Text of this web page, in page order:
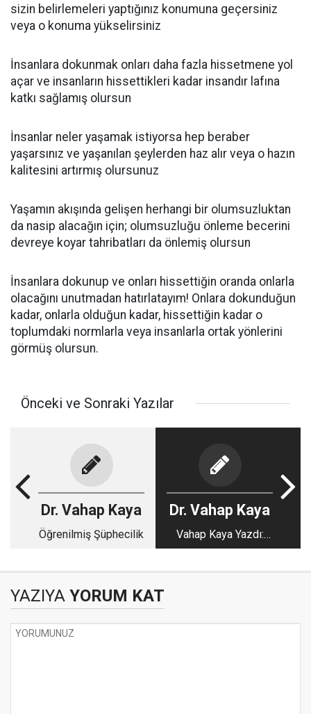
sizin belirlemeleri yaptığınız konumuna geçersiniz
veya o konuma yükselirsiniz
İnsanlara dokunmak onları daha fazla hissetmene yol
açar ve insanların hissettikleri kadar insandır lafına
katkı sağlamış olursun
İnsanlar neler yaşamak istiyorsa hep beraber
yaşarsınız ve yaşanılan şeylerden haz alır veya o hazın
kalitesini artırmış olursunuz
Yaşamın akışında gelişen herhangi bir olumsuzluktan
da nasip alacağın için; olumsuzluğu önleme becerini
devreye koyar tahribatları da önlemiş olursun
İnsanlara dokunup ve onları hissettiğin oranda onlarla
olacağını unutmadan hatırlatayım! Onlara dokunduğun
kadar, onlarla olduğun kadar, hissettiğin kadar o
toplumdaki normlarla veya insanlarla ortak yönlerini
görmüş olursun.
Önceki ve Sonraki Yazılar
Dr. Vahap Kaya
Öğrenilmiş Şüphecilik
Dr. Vahap Kaya
Vahap Kaya Yazdı:
Haberi Dahi Yoktu
YAZIYA YORUM KAT